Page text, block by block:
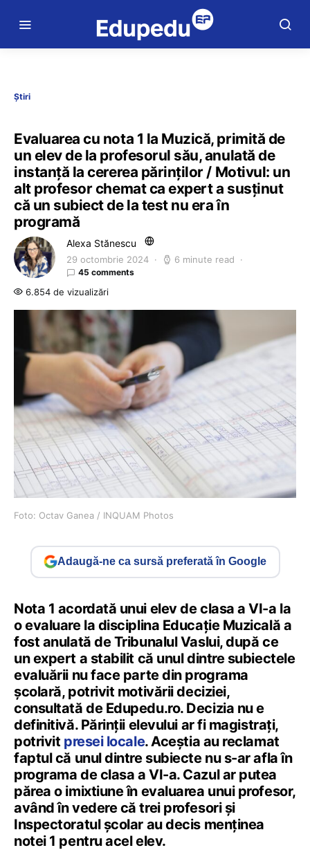
Știri
Evaluarea cu nota 1 la Muzică, primită de
un elev de la profesorul său, anulată de
instanță la cererea părinților / Motivul: un
alt profesor chemat ca expert a susținut
că un subiect de la test nu era în
programă
Alexa Stănescu
29 octombrie 2024 6 minute read
45 comments
6.854 de vizualizări
Foto: Octav Ganea / INQUAM Photos
Adaugă-ne ca sursă preferată în Google
Nota 1 acordată unui elev de clasa a VI-a la
o evaluare la disciplina Educație Muzicală a
fost anulată de Tribunalul Vaslui, după ce
un expert a stabilit că unul dintre subiectele
evaluării nu face parte din programa
școlară, potrivit motivării deciziei,
consultată de Edupedu.ro. Decizia nu e
definitivă. Părinții elevului ar fi magistrați,
potrivit presei locale. Aceștia au reclamat
faptul că unul dintre subiecte nu s-ar afla în
programa de clasa a VI-a. Cazul ar putea
părea o imixtiune în evaluarea unui profesor,
având în vedere că trei profesori și
Inspectoratul școlar au decis menținea
notei 1 pentru acel elev.